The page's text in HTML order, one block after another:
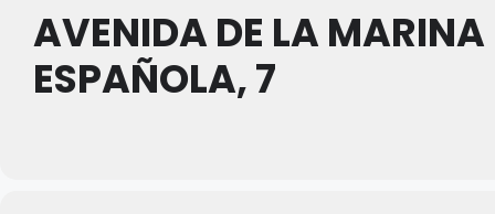
AVENIDA DE LA MARINA
ESPAÑOLA, 7